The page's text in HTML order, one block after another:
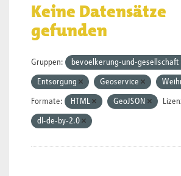
Keine Datensätze
gefunden
Gruppen: bevoelkerung-und-gesellschaft
Entsorgung Geoservice
Formate: HTML GeoJSON
dl-de-by-2.0